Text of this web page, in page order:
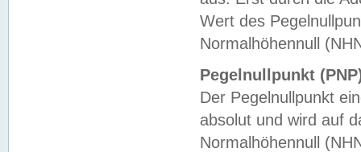
Wert des
Normalhöhennull
Pegelnullpunkt
Der Pegelnullpunkt
absolut und wird auf
Normalhöhennull